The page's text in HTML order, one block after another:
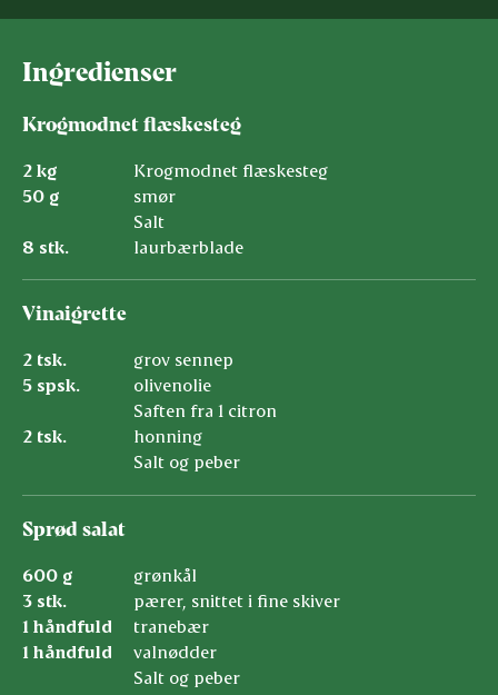
Ingredienser
Krogmodnet flæskesteg
2 kg
Krogmodnet flæskesteg
50 g
smør
Salt
8 stk.
laurbærblade
Vinaigrette
2 tsk.
grov sennep
5 spsk.
olivenolie
Saften fra 1 citron
2 tsk.
honning
Salt og peber
Sprød salat
600 g
grønkål
3 stk.
pærer, snittet i fine skiver
1 håndfuld
tranebær
1 håndfuld
valnødder
Salt og peber